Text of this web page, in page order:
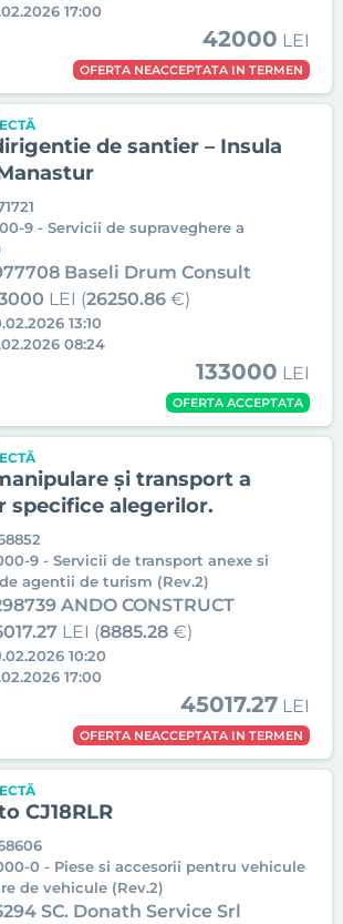
17:00
42000 LEI
OFERTA NEACCEPTATA IN TERMEN
de santier – Insula
9 - Servicii de supraveghere a
Baseli Drum Consult
LEI (26250.86 €)
13:10
08:24
133000 LEI
OFERTA ACCEPTATA
și transport a
specifice alegerilor.
9 - Servicii de transport anexe si
agentii de turism (Rev.2)
ANDO CONSTRUCT
LEI (8885.28 €)
10:20
17:00
45017.27 LEI
OFERTA NEACCEPTATA IN TERMEN
CJ18RLR
0 - Piese si accesorii pentru vehicule
de vehicule (Rev.2)
SC. Donath Service Srl